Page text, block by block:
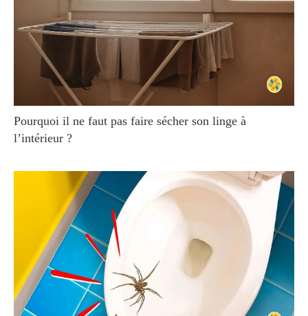
Pourquoi il ne faut pas faire sécher son linge à
l’intérieur ?